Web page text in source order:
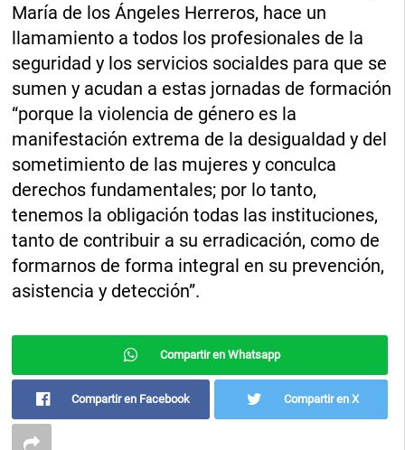
María de los Ángeles Herreros, hace un
llamamiento a todos los profesionales de la
seguridad y los servicios socialdes para que se
sumen y acudan a estas jornadas de formación
“porque la violencia de género es la
manifestación extrema de la desigualdad y del
sometimiento de las mujeres y conculca
derechos fundamentales; por lo tanto,
tenemos la obligación todas las instituciones,
tanto de contribuir a su erradicación, como de
formarnos de forma integral en su prevención,
asistencia y detección”.
Compartir en Whatsapp
Compartir en Facebook Compartir en X